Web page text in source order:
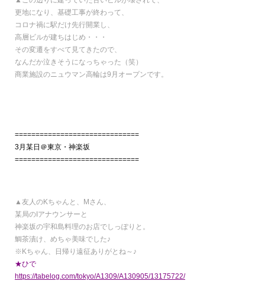
更地になり、基礎工事が終わって、
コロナ禍に駅だけ先行開業し、
高層ビルが建ちはじめ・・・
その変遷をすべて見てきたので、
なんだか泣きそうになっちゃった（笑）
商業施設のニュウマン高輪は9月オープンです。
==============================
3月某日＠東京・神楽坂
==============================
▲友人のKちゃんと、Mさん、
某局のIアナウンサーと
神楽坂の宇和島料理のお店でしっぽりと。
鯛茶漬け、めちゃ美味でした♪
※Kちゃん、日帰り遠征ありがとね～♪
★ひで
https://tabelog.com/tokyo/A1309/A130905/13175722/